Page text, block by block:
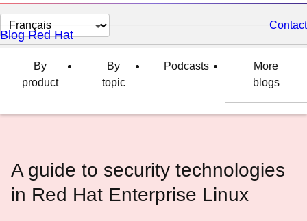
Changer
la
langue
Contact
Blog Red Hat
By
product
By
topic
Podcasts
More
blogs
A guide to security technologies
in Red Hat Enterprise Linux